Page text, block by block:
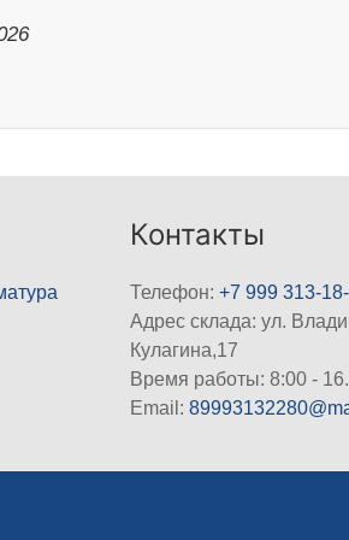
Контакты
Телефон:+7 999 313-
Адрес склада: ул.
Кулагина,17
Время работы: 8:00 -
Email: